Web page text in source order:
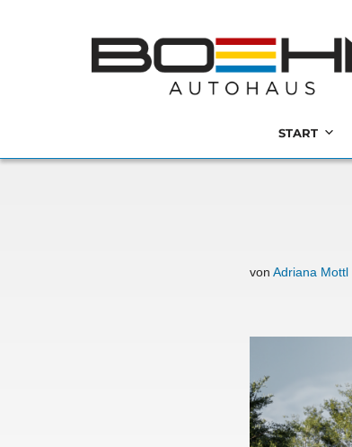
START
von Adriana Mottl